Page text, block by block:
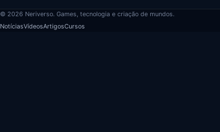
© 2026 Neriverso. Games, tecnologia e criação de mundos.
NotíciasVídeosArtigosCursos